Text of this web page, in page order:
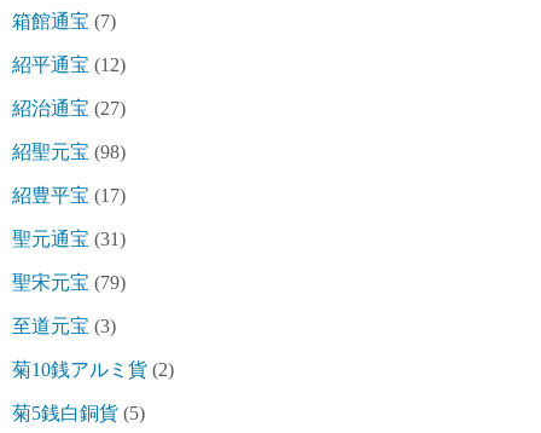
箱館通宝 (7)
紹平通宝 (12)
紹治通宝 (27)
紹聖元宝 (98)
紹豊平宝 (17)
聖元通宝 (31)
聖宋元宝 (79)
至道元宝 (3)
菊10銭アルミ貨 (2)
菊5銭白銅貨 (5)